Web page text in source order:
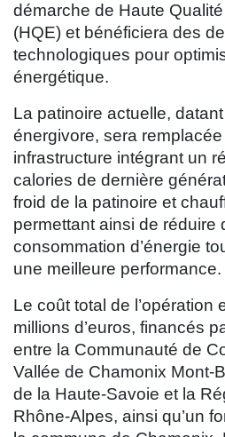
démarche de Haute
(HQE) et bénéficiera des
technologiques pour
énergétique.
La patinoire actuelle,
énergivore, sera
infrastructure intégrant un
calories de dernière
froid de la patinoire et
permettant ainsi de réduire
consommation d’énergie
une meilleure performance.
Le coût total de l’opération
millions d’euros, financés
entre la Communauté de
Vallée de Chamonix Mont-
de la Haute-Savoie et la
Rhône-Alpes, ainsi qu’un